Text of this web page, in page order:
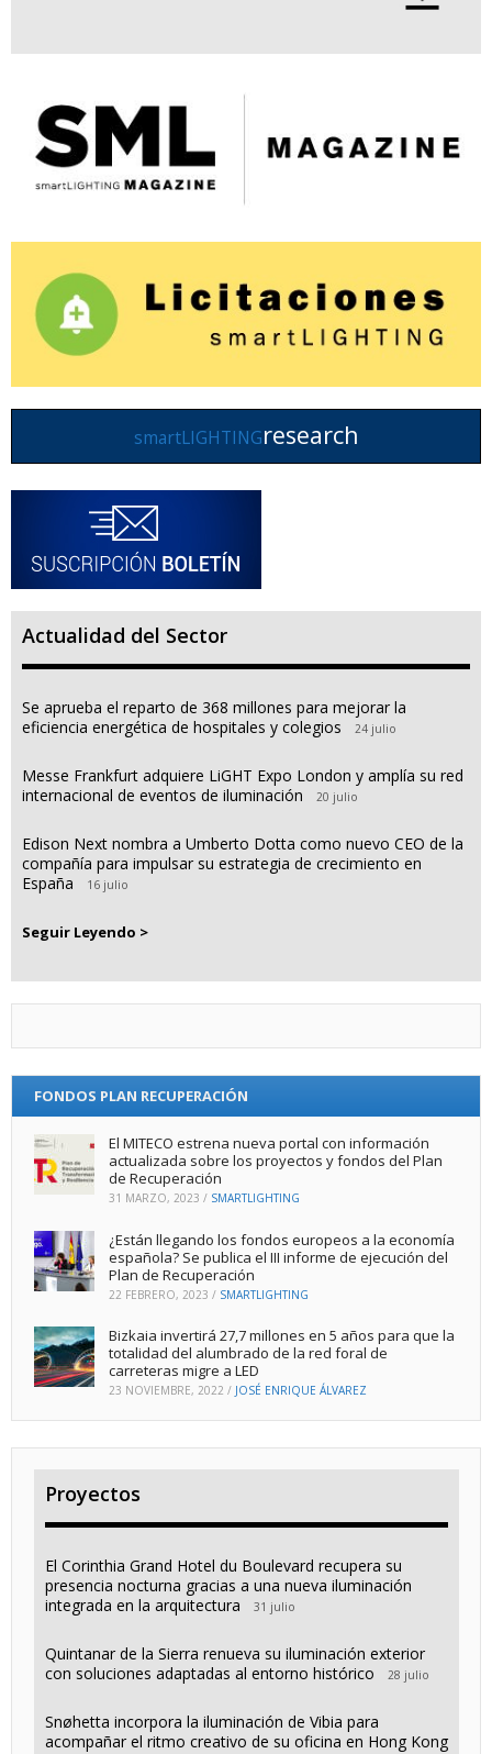
smartLIGHTINGresearch
Actualidad del Sector
Se aprueba el reparto de 368 millones para mejorar la
eficiencia energética de hospitales y colegios
24 julio
Messe Frankfurt adquiere LiGHT Expo London y amplía su red
internacional de eventos de iluminación
20 julio
Edison Next nombra a Umberto Dotta como nuevo CEO de la
compañía para impulsar su estrategia de crecimiento en
España
16 julio
Seguir Leyendo >
FONDOS PLAN RECUPERACIÓN
El MITECO estrena nueva portal con información
actualizada sobre los proyectos y fondos del Plan
de Recuperación
31 MARZO, 2023 / SMARTLIGHTING
¿Están llegando los fondos europeos a la economía
española? Se publica el III informe de ejecución del
Plan de Recuperación
22 FEBRERO, 2023 / SMARTLIGHTING
Bizkaia invertirá 27,7 millones en 5 años para que la
totalidad del alumbrado de la red foral de
carreteras migre a LED
23 NOVIEMBRE, 2022 / JOSÉ ENRIQUE ÁLVAREZ
Proyectos
El Corinthia Grand Hotel du Boulevard recupera su
presencia nocturna gracias a una nueva iluminación
integrada en la arquitectura
31 julio
Quintanar de la Sierra renueva su iluminación exterior
con soluciones adaptadas al entorno histórico
28 julio
Snøhetta incorpora la iluminación de Vibia para
acompañar el ritmo creativo de su oficina en Hong Kong